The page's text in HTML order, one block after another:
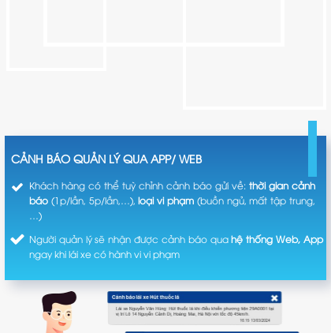
CẢNH BÁO QUẢN LÝ QUA APP/ WEB
Khách hàng có thể tuỳ chỉnh cảnh báo gửi về: thời gian cảnh
báo(1p/lần, 5p/lần,…),loại vi phạm(buồn ngủ, mất tập trung,
…)
Người quản lý sẽ nhận được cảnh báo quahệ thống Web, App
ngay khi lái xe có hành vi vi phạm